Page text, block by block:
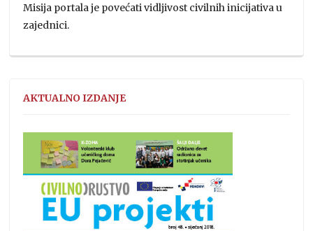
Misija portala je povećati vidljivost civilnih inicijativa u
zajednici.
AKTUALNO IZDANJE